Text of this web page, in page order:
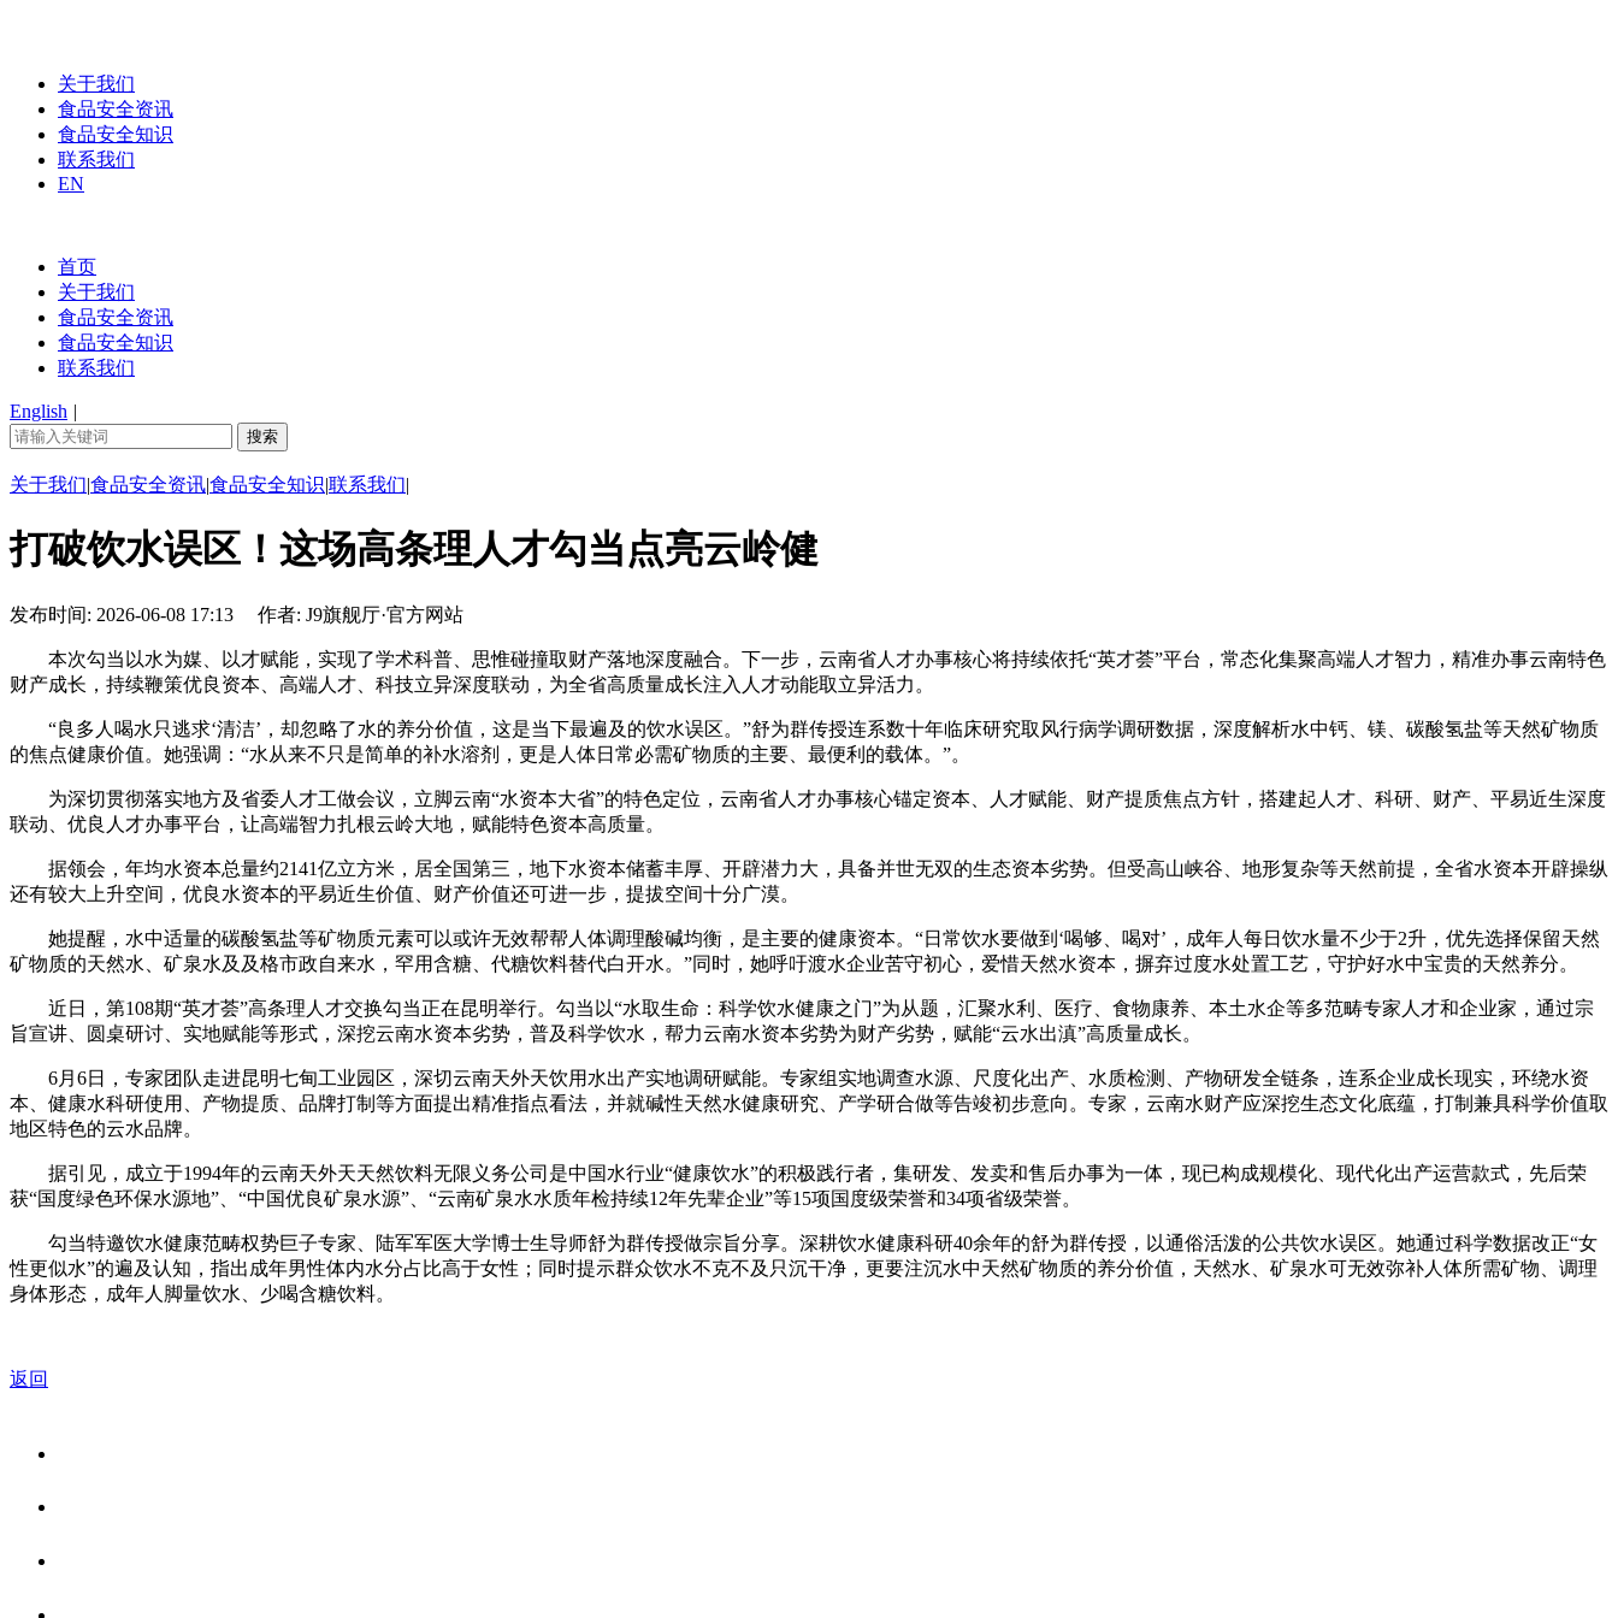
关于我们
食品安全资讯
食品安全知识
联系我们
EN
首页
关于我们
食品安全资讯
食品安全知识
联系我们
English |
关于我们|食品安全资讯|食品安全知识|联系我们|
打破饮水误区！这场高条理人才勾当点亮云岭健
发布时间: 2026-06-08 17:13 作者: J9旗舰厅·官方网站
本次勾当以水为媒、以才赋能，实现了学术科普、思惟碰撞取财产落地深度融合。下一步，云南省人才办事核心将持续依托“英才荟”平台，常态化集聚高端人才智力，精准办事云南特色
财产成长，持续鞭策优良资本、高端人才、科技立异深度联动，为全省高质量成长注入人才动能取立异活力。
“良多人喝水只逃求‘清洁’，却忽略了水的养分价值，这是当下最遍及的饮水误区。”舒为群传授连系数十年临床研究取风行病学调研数据，深度解析水中钙、镁、碳酸氢盐等天然矿物质
的焦点健康价值。她强调：“水从来不只是简单的补水溶剂，更是人体日常必需矿物质的主要、最便利的载体。”。
为深切贯彻落实地方及省委人才工做会议，立脚云南“水资本大省”的特色定位，云南省人才办事核心锚定资本、人才赋能、财产提质焦点方针，搭建起人才、科研、财产、平易近生深度
联动、优良人才办事平台，让高端智力扎根云岭大地，赋能特色资本高质量。
据领会，年均水资本总量约2141亿立方米，居全国第三，地下水资本储蓄丰厚、开辟潜力大，具备并世无双的生态资本劣势。但受高山峡谷、地形复杂等天然前提，全省水资本开辟操纵
还有较大上升空间，优良水资本的平易近生价值、财产价值还可进一步，提拔空间十分广漠。
她提醒，水中适量的碳酸氢盐等矿物质元素可以或许无效帮帮人体调理酸碱均衡，是主要的健康资本。“日常饮水要做到‘喝够、喝对’，成年人每日饮水量不少于2升，优先选择保留天然
矿物质的天然水、矿泉水及及格市政自来水，罕用含糖、代糖饮料替代白开水。”同时，她呼吁渡水企业苦守初心，爱惜天然水资本，摒弃过度水处置工艺，守护好水中宝贵的天然养分。
近日，第108期“英才荟”高条理人才交换勾当正在昆明举行。勾当以“水取生命：科学饮水健康之门”为从题，汇聚水利、医疗、食物康养、本土水企等多范畴专家人才和企业家，通过宗
旨宣讲、圆桌研讨、实地赋能等形式，深挖云南水资本劣势，普及科学饮水，帮力云南水资本劣势为财产劣势，赋能“云水出滇”高质量成长。
6月6日，专家团队走进昆明七甸工业园区，深切云南天外天饮用水出产实地调研赋能。专家组实地调查水源、尺度化出产、水质检测、产物研发全链条，连系企业成长现实，环绕水资
本、健康水科研使用、产物提质、品牌打制等方面提出精准指点看法，并就碱性天然水健康研究、产学研合做等告竣初步意向。专家，云南水财产应深挖生态文化底蕴，打制兼具科学价值取
地区特色的云水品牌。
据引见，成立于1994年的云南天外天天然饮料无限义务公司是中国水行业“健康饮水”的积极践行者，集研发、发卖和售后办事为一体，现已构成规模化、现代化出产运营款式，先后荣
获“国度绿色环保水源地”、“中国优良矿泉水源”、“云南矿泉水水质年检持续12年先辈企业”等15项国度级荣誉和34项省级荣誉。
勾当特邀饮水健康范畴权势巨子专家、陆军军医大学博士生导师舒为群传授做宗旨分享。深耕饮水健康科研40余年的舒为群传授，以通俗活泼的公共饮水误区。她通过科学数据改正“女
性更似水”的遍及认知，指出成年男性体内水分占比高于女性；同时提示群众饮水不克不及只沉干净，更要注沉水中天然矿物质的养分价值，天然水、矿泉水可无效弥补人体所需矿物、调理
身体形态，成年人脚量饮水、少喝含糖饮料。
返回